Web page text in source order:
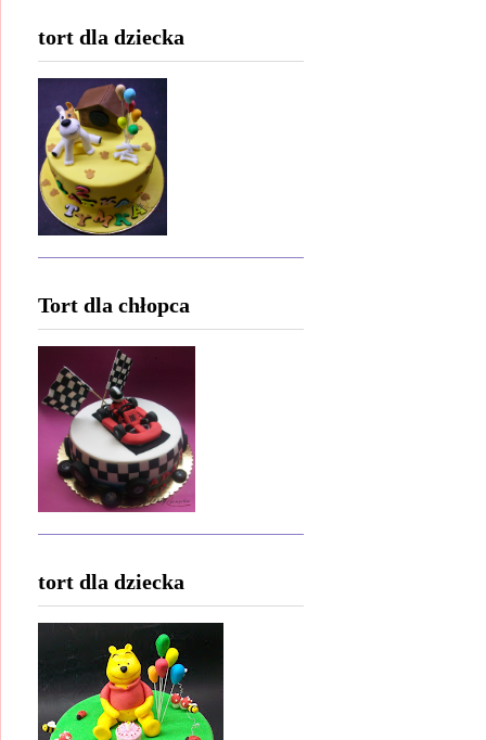
tort dla dziecka
Tort dla chłopca
tort dla dziecka